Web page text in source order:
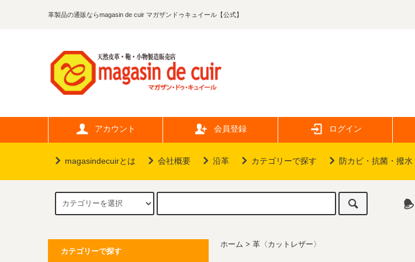
革製品の通販ならmagasin de cuir マガザンドゥキュイール【公式】
アカウント 会員登録 ログイン
magasindecuirとは 会社概要 沿革 カテゴリーで探す 防カビ・抗菌・撥水
ホーム > 革〈カットレザー〉
カテゴリーで探す